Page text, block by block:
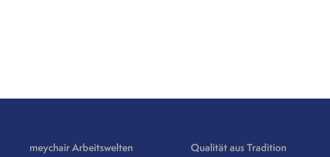
meychair Arbeitswelten Qualität aus Tradition